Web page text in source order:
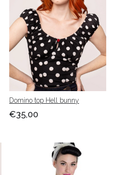
Domino top Hell bunny
€35,00